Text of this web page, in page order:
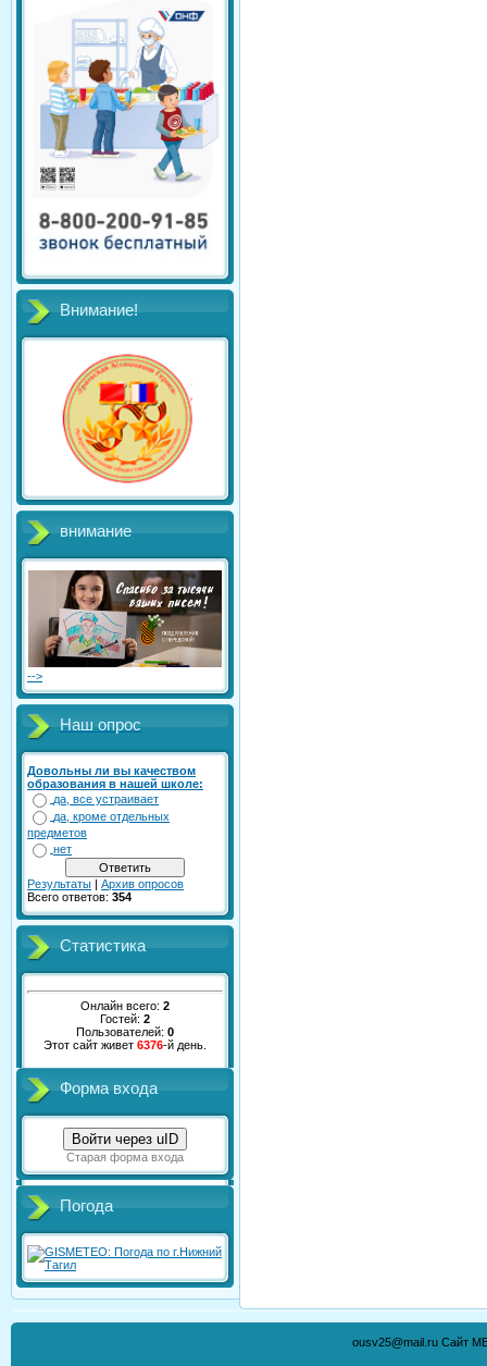
Внимание!
внимание
-->
Наш опрос
Довольны ли вы качеством
образования в нашей школе:
да, все устраивает
да, кроме отдельных
предметов
нет
Результаты | Архив опросов
Всего ответов: 354
Статистика
Онлайн всего: 2
Гостей: 2
Пользователей: 0
Этот сайт живет 6376-й день.
Форма входа
Войти через uID
Старая форма входа
Погода
ousv25@mail.ru Сайт